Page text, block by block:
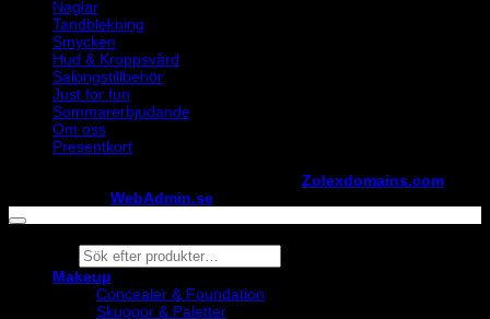
Naglar
Tandblekning
Smycken
Hud & Kroppsvård
Salongstillbehör
Just for fun
Sommarerbjudande
Om oss
Presentkort
Zolexdomains.com
WebAdmin.se
Products
search
Makeup
Concealer & Foundation
Skuggor & Paletter